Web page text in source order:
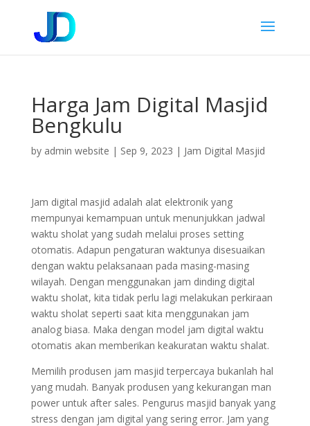
Harga Jam Digital Masjid
Bengkulu
by admin website | Sep 9, 2023 | Jam Digital Masjid
Jam digital masjid adalah alat elektronik yang
mempunyai kemampuan untuk menunjukkan jadwal
waktu sholat yang sudah melalui proses setting
otomatis. Adapun pengaturan waktunya disesuaikan
dengan waktu pelaksanaan pada masing-masing
wilayah. Dengan menggunakan jam dinding digital
waktu sholat, kita tidak perlu lagi melakukan perkiraan
waktu sholat seperti saat kita menggunakan jam
analog biasa. Maka dengan model jam digital waktu
otomatis akan memberikan keakuratan waktu shalat.
Memilih produsen jam masjid terpercaya bukanlah hal
yang mudah. Banyak produsen yang kekurangan man
power untuk after sales. Pengurus masjid banyak yang
stress dengan jam digital yang sering error. Jam yang